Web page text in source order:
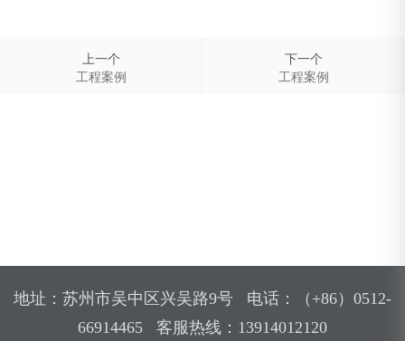
上一个
工程案例
下一个
工程案例
地址：苏州市吴中区兴吴路9号 电话：（+86）0512-
66914465 客服热线：13914012120